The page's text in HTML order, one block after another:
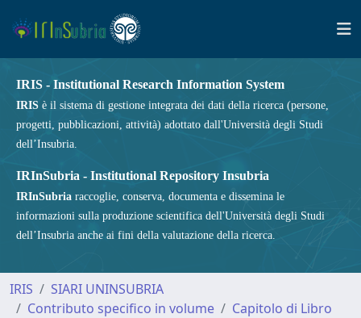
IRIS - Institutional Research Information System
IRIS è il sistema di gestione integrata dei dati della ricerca (persone,
progetti, pubblicazioni, attività) adottato dall'Università degli Studi
dell’Insubria.
IRInSubria - Institutional Repository Insubria
IRInSubria raccoglie, conserva, documenta e dissemina le
informazioni sulla produzione scientifica dell'Università degli Studi
dell’Insubria anche ai fini della valutazione della ricerca.
IRIS
SIARI UNINSUBRIA
Contributo specifico in volume
Capitolo di Libro